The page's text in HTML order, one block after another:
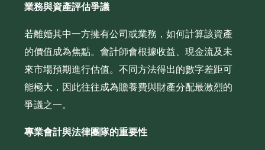
業務與資產評估爭議
若離婚其中一方擁有公司或業務，如何計算該資產
的價值成為焦點。會計師會根據收益、現金流及未
來市場預期進行估值。不同方法得出的數字差距可
能極大，因此往往成為贍養費與財產分配最激烈的
爭議之一。
專業會計與法律團隊的重要性